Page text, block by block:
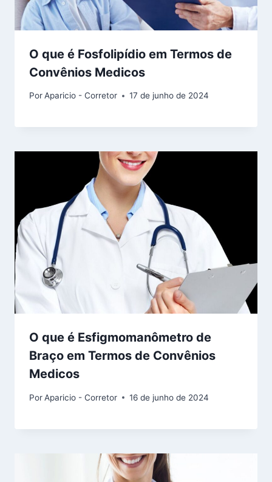
O que é Fosfolipídio em Termos de
Convênios Medicos
PorAparicio - Corretor 17 de junho de 2024
O que é Esfigmomanômetro de
Braço em Termos de Convênios
Medicos
PorAparicio - Corretor 16 de junho de 2024